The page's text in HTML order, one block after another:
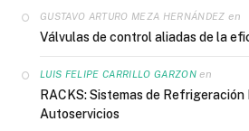
GUSTAVO ARTURO MEZA HERNÁNDEZ en
Válvulas de control aliadas de la
LUIS FELIPE CARRILLO GARZONen
RACKS: Sistemas de Refrigeración
Autoservicios